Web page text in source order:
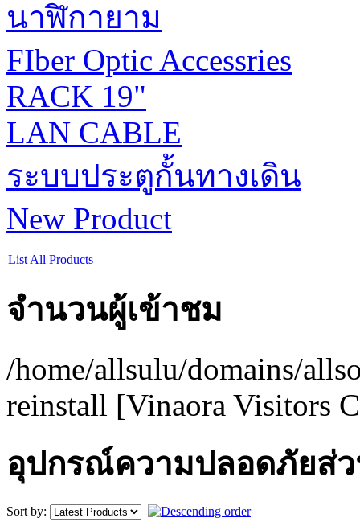
นาฬิกายาม
FIber Optic Accessries
RACK 19"
LAN CABLE
ระบบประตูกั้นทางเดิน
New Product
List All Products
จำนวนผู้เข้าชม
/home/allsulu/domains/
reinstall [Vinaora Visitors
อุปกรณ์ความปลอดภัยส่
Sort by: